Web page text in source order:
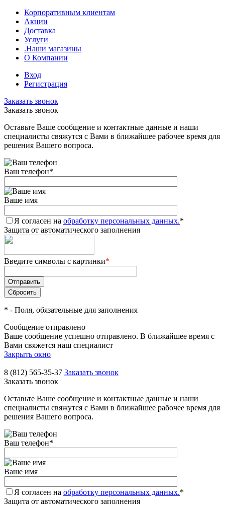
Корпоративным клиентам
Акции
Доставка
Услуги
.Наши магазины
О Компании
Вход
Регистрация
Заказать звонок
Заказать звонок
Оставьте Ваше сообщение и контактные данные и наши
специалисты свяжутся с Вами в ближайшее рабочее время для
решения Вашего вопроса.
Ваш телефон*
Ваше имя
Я согласен на обработку персональных данных.*
Защита от автоматического заполнения
Введите символы с картинки*
* - Поля, обязательные для заполнения
Сообщение отправлено
Ваше сообщение успешно отправлено. В ближайшее время с
Вами свяжется наш специалист
Закрыть окно
8 (812) 565-35-37 Заказать звонок
Заказать звонок
Оставьте Ваше сообщение и контактные данные и наши
специалисты свяжутся с Вами в ближайшее рабочее время для
решения Вашего вопроса.
Ваш телефон*
Ваше имя
Я согласен на обработку персональных данных.*
Защита от автоматического заполнения